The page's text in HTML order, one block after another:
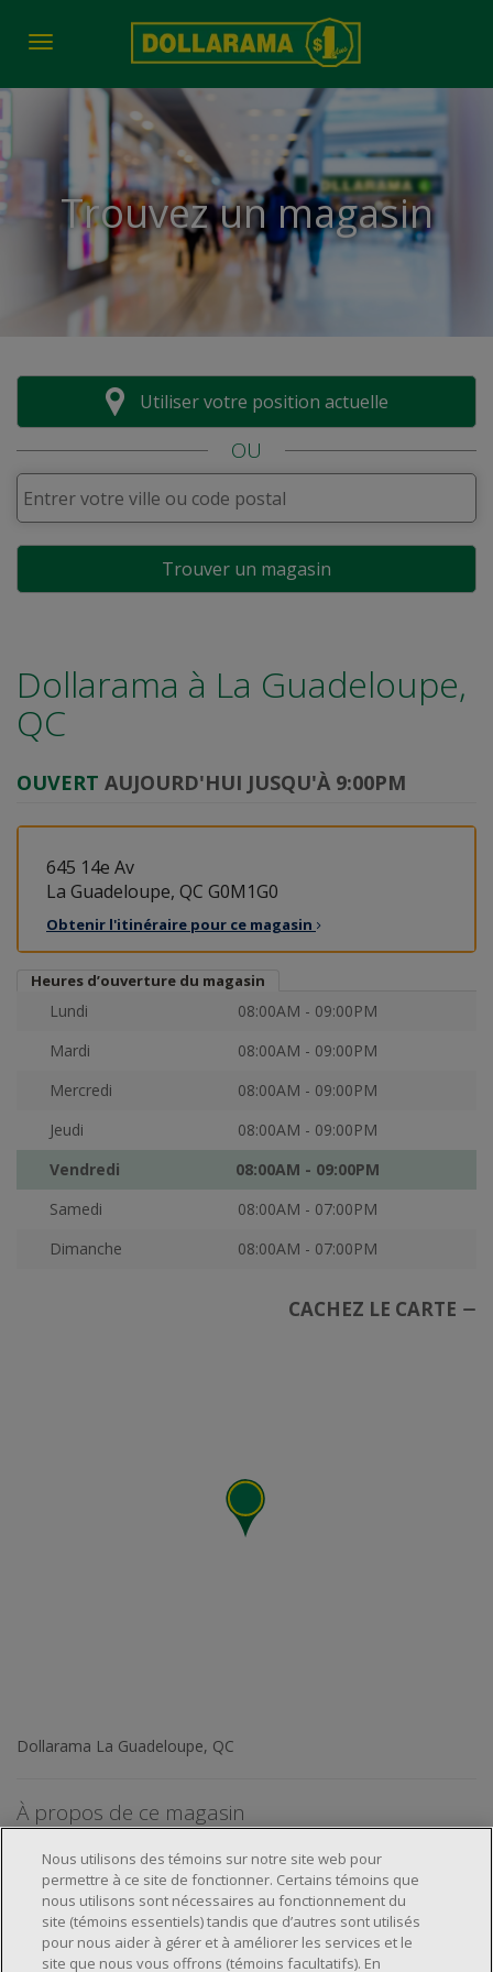
Toggle navigation
Trouvez un magasin
Utiliser votre position actuelle
OU
Trouver un magasin
Dollarama à La Guadeloupe,
QC
OUVERT AUJOURD'HUI JUSQU'À 9:00PM
645 14e Av
La Guadeloupe, QC G0M1G0
Obtenir l'itinéraire pour ce magasin
Heures d’ouverture du magasin
Lundi
08:00AM - 09:00PM
Mardi
08:00AM - 09:00PM
Mercredi
08:00AM - 09:00PM
Jeudi
08:00AM - 09:00PM
Vendredi
08:00AM - 09:00PM
Samedi
08:00AM - 07:00PM
Dimanche
08:00AM - 07:00PM
CACHEZ LE CARTE
Dollarama La Guadeloupe, QC
À propos de ce magasin
À propos de nous
Nous utilisons des témoins sur notre site web pour
permettre à ce site de fonctionner. Certains témoins que
nous utilisons sont nécessaires au fonctionnement du
site (témoins essentiels) tandis que d’autres sont utilisés
pour nous aider à gérer et à améliorer les services et le
site que nous vous offrons (témoins facultatifs). En